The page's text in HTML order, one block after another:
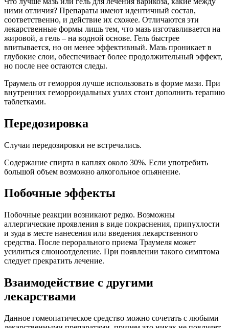
ними отличия? Препараты имеют идентичный состав,
соответственно, и действие их схожее. Отличаются эти
лекарственные формы лишь тем, что мазь изготавливается на
жировой, а гель – на водной основе. Гель быстрее
впитывается, но он менее эффективный. Мазь проникает в
глубокие слои, обеспечивает более продолжительный эффект,
но после нее остаются следы.
Траумель от геморроя лучше использовать в форме мази. При
внутренних геморроидальных узлах стоит дополнить терапию
таблетками.
Передозировка
Случаи передозировки не встречались.
Содержание спирта в каплях около 30%. Если употребить
большой объем возможно алкогольное опьянение.
Побочные эффекты
Побочные реакции возникают редко. Возможны
аллергические проявления в виде покраснения, припухлости
и зуда в месте нанесения или введения лекарственного
средства. После перорального приема Траумеля может
усилиться слюноотделение. При появлении такого симптома
следует прекратить лечение.
Взаимодействие с другими
лекарствами
Данное гомеопатическое средство можно сочетать с любыми